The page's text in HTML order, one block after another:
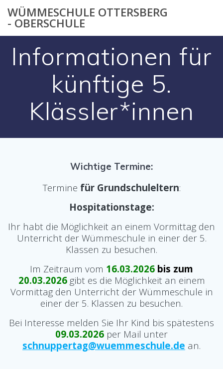
Inhalt
WÜMMESCHULE OTTERSBERG
- OBERSCHULE
Informationen für
künftige 5.
Klässler*innen
Wichtige Termine:
Termine für Grundschuleltern:
Hospitationstage:
Ihr habt die Möglichkeit an einem Vormittag den
Unterricht der Wümmeschule in einer der 5.
Klassen zu besuchen.
Im Zeitraum vom 16.03.2026 bis zum
20.03.2026gibt es die Möglichkeit an einem
Vormittag den Unterricht der Wümmeschule in
einer der 5. Klassen zu besuchen.
Bei Interesse melden Sie Ihr Kind bis spätestens
09.03.2026 per Mail unter
schnuppertag@wuemmeschule.de an.